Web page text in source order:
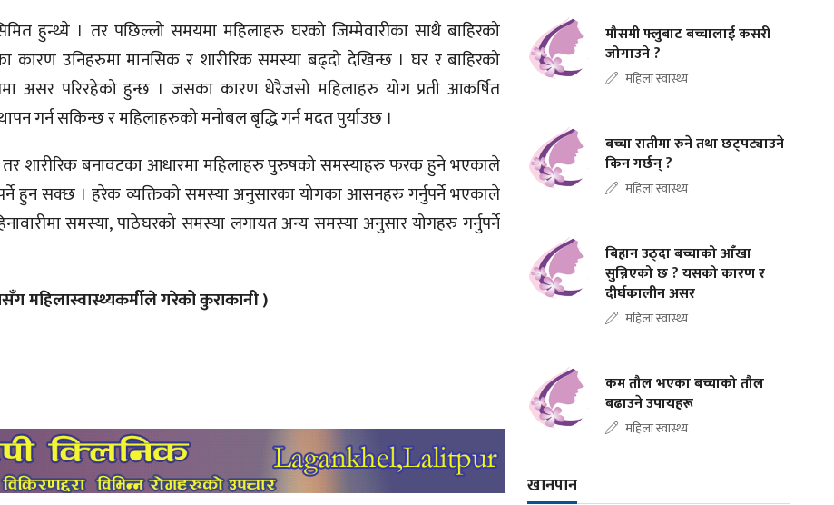
हुन्थ्ये । तर पछिल्लो समयमा महिलाहरु घरको जिम्मेवारीका साथै बाहिरको
कारण उनिहरुमा मानसिक र शारीरिक समस्या बढ्दो देखिन्छ । घर र बाहिरको
असर परिरहेको हुन्छ । जसका कारण धेरैजसो महिलाहरु योग प्रती आकर्षित
गर्न सकिन्छ र महिलाहरुको मनोबल बृद्धि गर्न मदत पुर्याउछ ।
तर शारीरिक बनावटका आधारमा महिलाहरु पुरुषको समस्याहरु फरक हुने भएकाले
हुन सक्छ । हरेक व्यक्तिको समस्या अनुसारका योगका आसनहरु गर्नुपर्ने भएकाले
समस्या, पाठेघरको समस्या लगायत अन्य समस्या अनुसार योगहरु गर्नुपर्ने
महिलास्वास्थ्यकर्मीले गरेको कुराकानी )
मौसमी फ्लुबाट बच्चालाई कसरी
जोगाउने ?
महिला स्वास्थ्य
बच्चा रातीमा रुने तथा छट्पट्याउने
किन गर्छन् ?
महिला स्वास्थ्य
बिहान उठ्दा बच्चाको आँखा
सुन्निएको छ ? यसको कारण र
दीर्घकालीन असर
महिला स्वास्थ्य
कम तौल भएका बच्चाको तौल
बढाउने उपायहरू
महिला स्वास्थ्य
खानपान